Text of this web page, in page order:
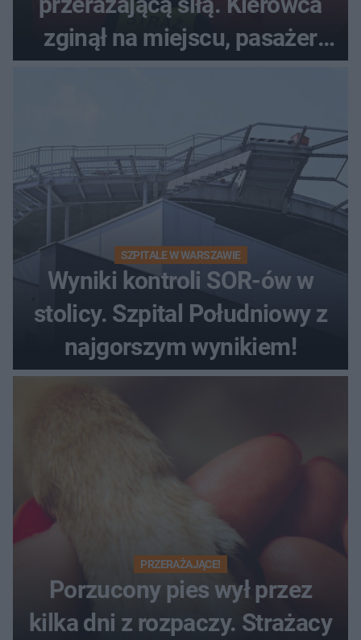
zginął na miejscu, pasażer
walczy o życie
SZPITALE W WARSZAWIE
Wyniki kontroli SOR-ów w
stolicy. Szpital Południowy z
najgorszym wynikiem!
PRZERAŻAJĄCE!
Porzucony pies wył przez
kilka dni z rozpaczy. Strażacy